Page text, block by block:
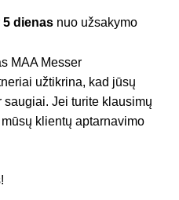
5 dienas nuo užsakymo
užtikrina, kad jūsų
Jei turite klausimų
klientų aptarnavimo